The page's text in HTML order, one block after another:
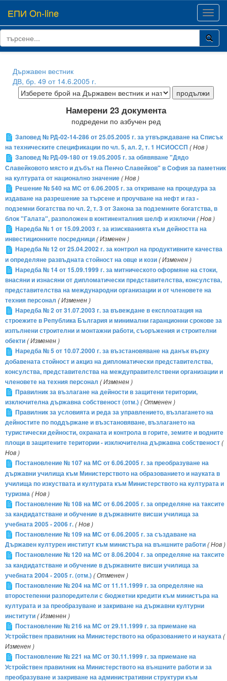
ЕПИ On-line
Държавен вестник
ДВ, бр. 49 от 14.6.2005 г.
Намерени 23 документа
подредени по азбучен ред
Заповед № РД-02-14-286 от 25.05.2005 г. за утвърждаване на Списък
на техническите спецификации по чл. 5, ал. 2, т. 1 НСИОССП ( Нов )
Заповед № РД-09-180 от 19.05.2005 г. за обявяване "Дядо
Славейковото място и дъбът на Пенчо Славейков" в София за паметник
на културата от национално значение( Нов )
Решение № 540 на МС от 6.06.2005 г. за откриване на процедура за
издаване на разрешение за търсене и проучване на нефт и газ -
подземни богатства по чл. 2, т. 3 от Закона за подземните богатства, в
блок "Галата", разположен в континенталния шелф и изключи( Нов )
Наредба № 1 от 15.09.2003 г. за изискванията към дейността на
инвестиционните посредници( Изменен )
Наредба № 12 от 25.04.2002 г. за контрол на продуктивните качества
и определяне развъдната стойност на овце и кози( Изменен )
Наредба № 14 от 15.09.1999 г. за митническото оформяне на стоки,
внасяни и изнасяни от дипломатически представителства, консулства,
представителства на международни организации и от членовете на
техния персонал ( Изменен )
Наредба № 2 от 31.07.2003 г. за въвеждане в експлоатация на
строежите в Република България и минимални гаранционни срокове за
изпълнени строителни и монтажни работи, съоръжения и строителни
обекти( Изменен )
Наредба № 5 от 10.07.2000 г. за възстановяване на данък върху
добавената стойност и акциз на дипломатически представителства,
консулства, представителства на междуправителствени организации и
членовете на техния персонал ( Изменен )
Правилник за възлагане на дейности в защитени територии,
изключителна държавна собственост (отм.)( Отменен )
Правилник за условията и реда за управлението, възлагането на
дейностите по поддържане и възстановяване, възлагането на
туристически дейности, охраната и контрола в горите, земите и водните
площи в защитените територии - изключителна държавна собственост(
Нов )
Постановление № 107 на МС от 6.06.2005 г. за преобразуване на
държавни училища към Министерството на образованието и науката в
училища по изкуствата и културата към Министерството на културата и
туризма( Нов )
Постановление № 108 на MС от 6.06.2005 г. за определяне на таксите
за кандидатстване и обучение в държавните висши училища за
учебната 2005 - 2006 г.( Нов )
Постановление № 109 на MС от 6.06.2005 г. за създаване на
Държавен културен институт към министъра на външните работи( Нов )
Постановление № 120 на МС от 8.06.2004 г. за определяне на таксите
за кандидатстване и обучение в държавните висши училища за
учебната 2004 - 2005 г. (отм.)( Отменен )
Постановление № 204 на МС от 11.11.1999 г. за определяне на
второстепенни разпоредители с бюджетни кредити към министъра на
културата и за преобразуване и закриване на държавни културни
институти( Изменен )
Постановление № 216 на МС от 29.11.1999 г. за приемане на
Устройствен правилник на Министерството на образованието и науката(
Изменен )
Постановление № 221 на МС от 30.11.1999 г. за приемане на
Устройствен правилник на Министерството на външните работи и за
преобразуване и закриване на административни структури към